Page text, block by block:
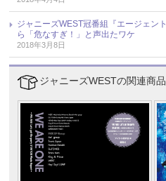
ジャニーズWEST冠番組『エージェン
ら「危なすぎ！」と声出たワケ
2018年3月8日
ジャニーズWESTの関連商品